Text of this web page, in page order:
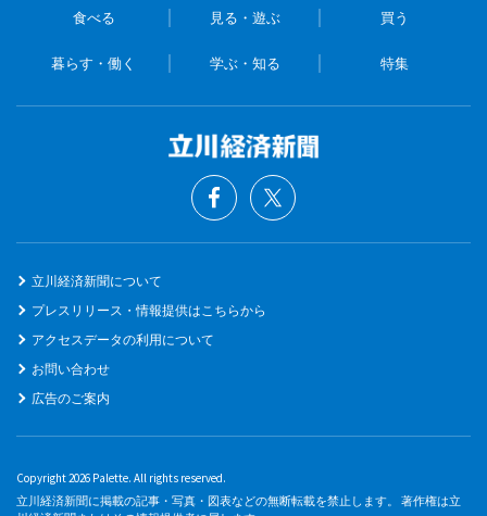
食べる 見る・遊ぶ 買う
暮らす・働く 学ぶ・知る 特集
立川経済新聞について
プレスリリース・情報提供はこちらから
アクセスデータの利用について
お問い合わせ
広告のご案内
Copyright 2026 Palette. All rights reserved.
立川経済新聞に掲載の記事・写真・図表などの無断転載を禁止します。 著作権は立